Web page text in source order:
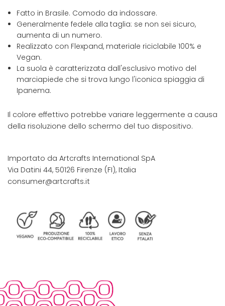
Fatto in Brasile. Comodo da indossare.
Generalmente fedele alla taglia: se non sei sicuro,
aumenta di un numero.
Realizzato con Flexpand, materiale riciclabile 100% e
Vegan.
La suola è caratterizzata dall'esclusivo motivo del
marciapiede che si trova lungo l'iconica spiaggia di
Ipanema.
Il colore effettivo potrebbe variare leggermente a causa
della risoluzione dello schermo del tuo dispositivo.
Importato da Artcrafts International SpA
Via Datini 44, 50126 Firenze (FI), Italia
consumer@artcrafts.it